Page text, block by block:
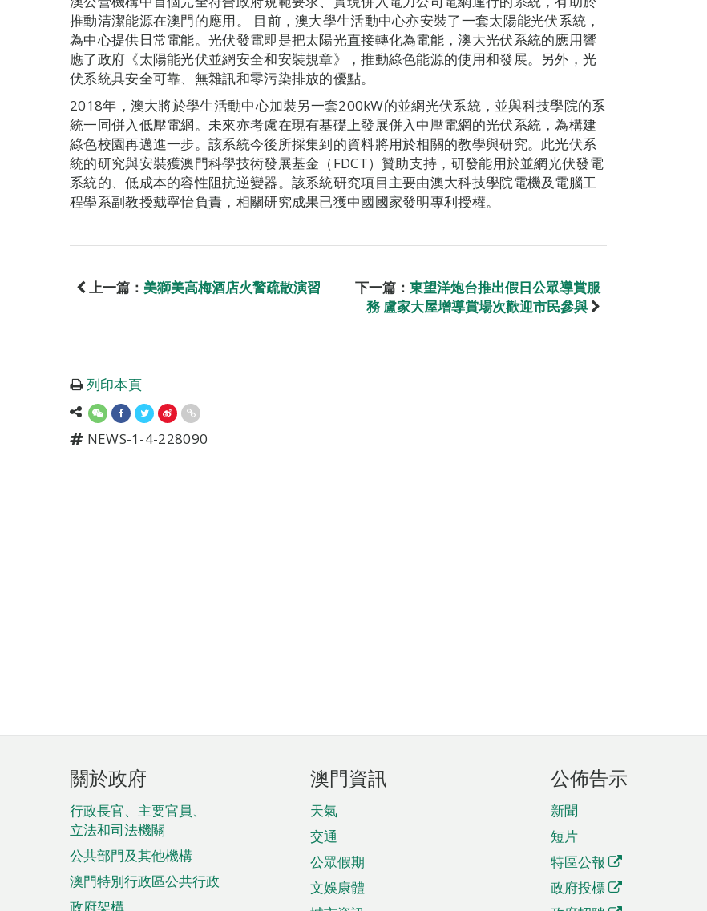
推動清潔能源在澳門的應用。 目前，澳大學生活動中心亦安裝了一套太陽能光伏系統，
為中心提供日常電能。光伏發電即是把太陽光直接轉化為電能，澳大光伏系統的應用響
應了政府《太陽能光伏並網安全和安裝規章》，推動綠色能源的使用和發展。另外，光
伏系統具安全可靠、無雜訊和零污染排放的優點。
2018年，澳大將於學生活動中心加裝另一套200kW的並網光伏系統，並與科技學院的系
統一同併入低壓電網。未來亦考慮在現有基礎上發展併入中壓電網的光伏系統，為構建
綠色校園再邁進一步。該系統今後所採集到的資料將用於相關的教學與研究。此光伏系
統的研究與安裝獲澳門科學技術發展基金（FDCT）贊助支持，研發能用於並網光伏發電
系統的、低成本的容性阻抗逆變器。該系統研究項目主要由澳大科技學院電機及電腦工
程學系副教授戴寧怡負責，相關研究成果已獲中國國家發明專利授權。
上一篇： 美獅美高梅酒店火警疏散演習 下一篇： 東望洋炮台推出假日公眾導賞服
務 盧家大屋增導賞場次歡迎市民參與
列印本頁
NEWS-1-4-228090
頁
腳
菜
單
關於政府
行政長官、主要官員、
立法和司法機關
公共部門及其他機構
澳門特別行政區公共行政
政府架構
澳門資訊
天氣
交通
公眾假期
文娛康體
公佈告示
新聞
短片
特區公報
政府投標